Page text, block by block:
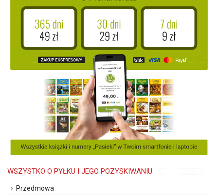
WSZYSTKO O PYŁKU I JEGO POZYSKIWANIU
Przedmowa